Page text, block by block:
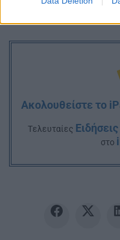
Ακολουθείστε το
Tελευταίες Ειδήσεις
στο